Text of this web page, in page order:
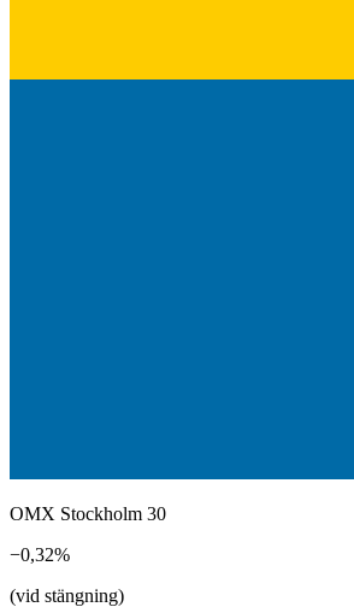
OMX Stockholm 30
−0,32%
(vid stängning)